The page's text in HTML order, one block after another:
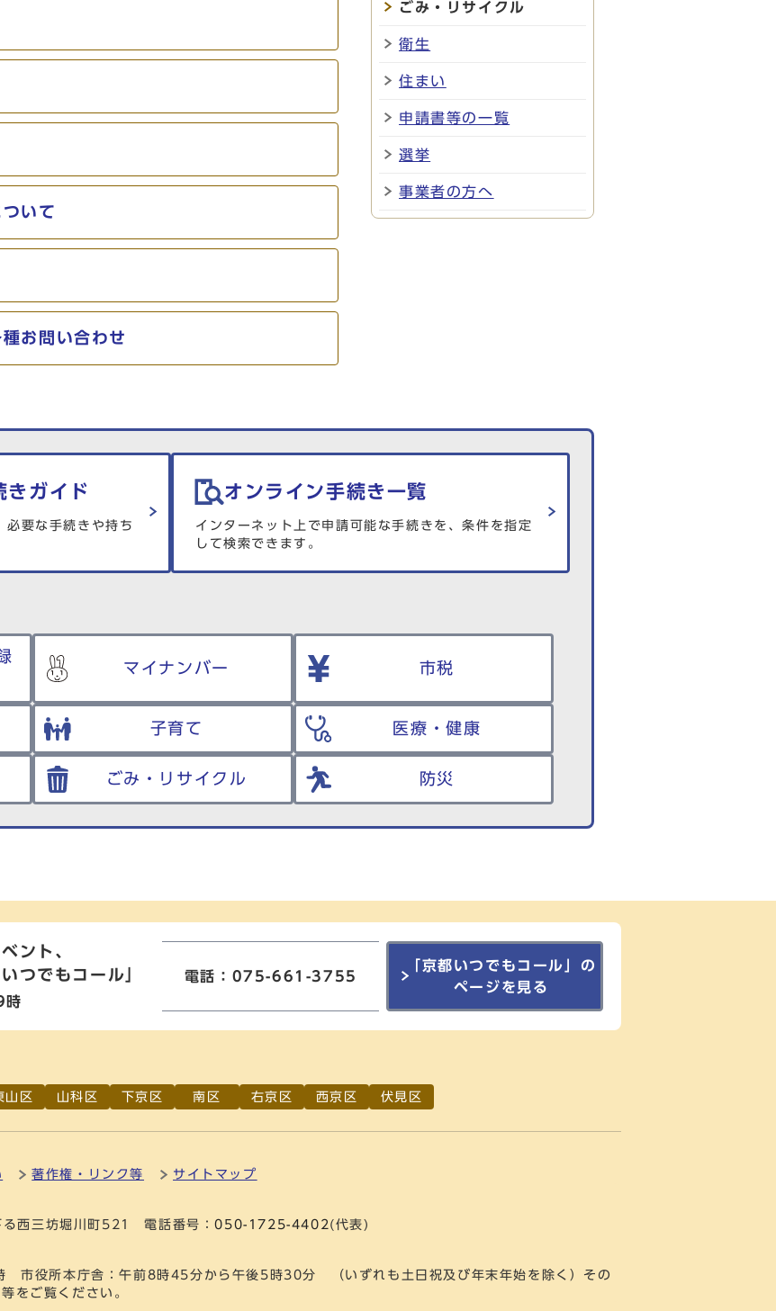
いて
お問い合わせ
ごみ・リサイクル
衛生
住まい
申請書等の一覧
選挙
事業者の方へ
きガイド
必要な手続きや持ち
オンライン手続き一覧
インターネット上で申請可能な手続きを、条件を指定
して検索できます。
マイナンバー 市税
子育て 医療・健康
ごみ・リサイクル 防災
ント、
いつでもコール」
時
電話：075-661-3755
「京都いつでもコール」の
ページを見る
山区 山科区 下京区 南区 右京区 西京区 伏見区
著作権・リンク等 サイトマップ
西三坊堀川町521 電話番号：050-1725-4402(代表)
市役所本庁舎：午前8時45分から午後5時30分 （いずれも土日祝及び年末年始を除く）その
をご覧ください。